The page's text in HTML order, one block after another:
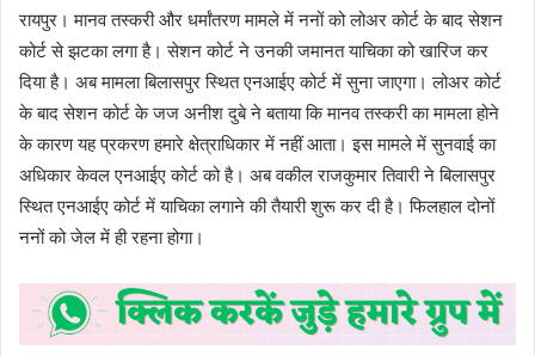
रायपुर। मानव तस्करी और धर्मांतरण मामले में ननों को लोअर कोर्ट के बाद सेशन
कोर्ट से झटका लगा है। सेशन कोर्ट ने उनकी जमानत याचिका को खारिज कर
दिया है। अब मामला बिलासपुर स्थित एनआईए कोर्ट में सुना जाएगा। लोअर कोर्ट
के बाद सेशन कोर्ट के जज अनीश दुबे ने बताया कि मानव तस्करी का मामला होने
के कारण यह प्रकरण हमारे क्षेत्राधिकार में नहीं आता। इस मामले में सुनवाई का
अधिकार केवल एनआईए कोर्ट को है। अब वकील राजकुमार तिवारी ने बिलासपुर
स्थित एनआईए कोर्ट में याचिका लगाने की तैयारी शुरू कर दी है। फिलहाल दोनों
ननों को जेल में ही रहना होगा।